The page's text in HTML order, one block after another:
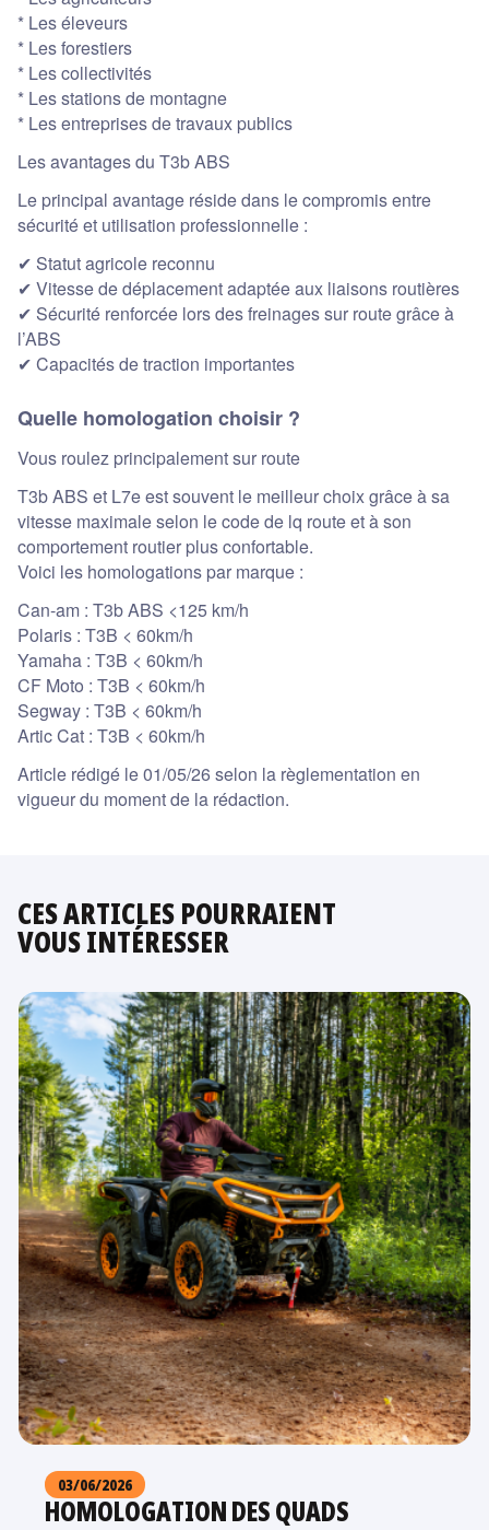
* Les éleveurs
* Les forestiers
* Les collectivités
* Les stations de montagne
* Les entreprises de travaux publics
Les avantages du T3b ABS
Le principal avantage réside dans le compromis entre
sécurité et utilisation professionnelle :
✔ Statut agricole reconnu
✔ Vitesse de déplacement adaptée aux liaisons routières
✔ Sécurité renforcée lors des freinages sur route grâce à
l’ABS
✔ Capacités de traction importantes
Quelle homologation choisir ?
Vous roulez principalement sur route
T3b ABS et L7e est souvent le meilleur choix grâce à sa
vitesse maximale selon le code de lq route et à son
comportement routier plus confortable.
Voici les homologations par marque :
Can-am : T3b ABS <125 km/h
Polaris : T3B < 60km/h
Yamaha : T3B < 60km/h
CF Moto : T3B < 60km/h
Segway : T3B < 60km/h
Artic Cat : T3B < 60km/h
Article rédigé le 01/05/26 selon la règlementation en
vigueur du moment de la rédaction.
CES ARTICLES POURRAIENT
VOUS INTÉRESSER
03/06/2026
HOMOLOGATION DES QUADS